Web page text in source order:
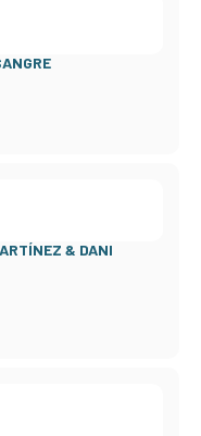
& DANI